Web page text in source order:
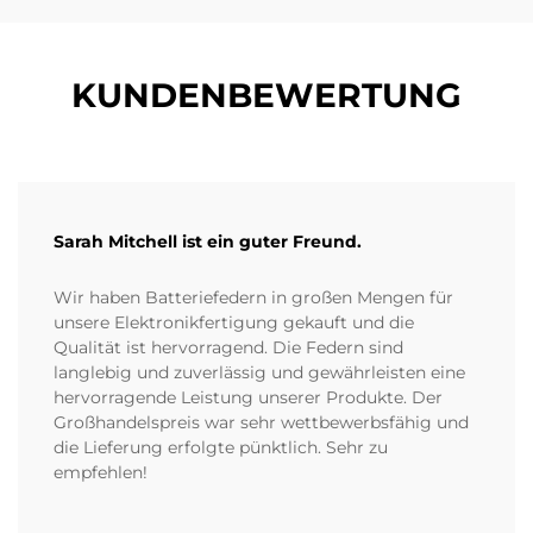
KUNDENBEWERTUNG
Sarah Mitchell ist ein guter Freund.
Wir haben Batteriefedern in großen Mengen für
unsere Elektronikfertigung gekauft und die
Qualität ist hervorragend. Die Federn sind
langlebig und zuverlässig und gewährleisten eine
hervorragende Leistung unserer Produkte. Der
Großhandelspreis war sehr wettbewerbsfähig und
die Lieferung erfolgte pünktlich. Sehr zu
empfehlen!